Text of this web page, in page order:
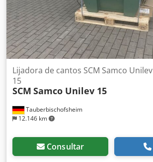
Tauberbischofsheim
12.146 km
Lijadora de cantos SCM Samco Unilev
15
SCM Samco Unilev 15
Consultar